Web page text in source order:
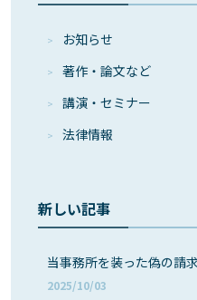
お知らせ
著作・論⽂など
講演・セミナー
法律情報
新しい記事
当事務所を装った偽の請
2025/10/03